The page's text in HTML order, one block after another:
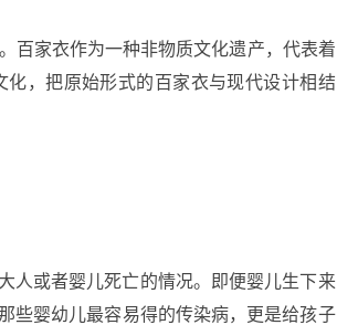
百家衣作为一种非物质文化遗产，代表着
，把原始形式的百家衣与现代设计相结
人或者婴儿死亡的情况。即便婴儿生下来
些婴幼儿最容易得的传染病，更是给孩子